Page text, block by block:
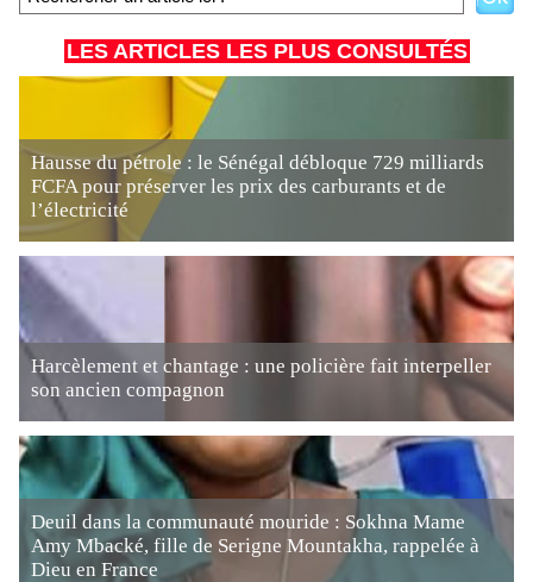
LES ARTICLES LES PLUS CONSULTÉS
Hausse du pétrole : le Sénégal débloque 729 milliards
FCFA pour préserver les prix des carburants et de
l’électricité
Harcèlement et chantage : une policière fait interpeller
son ancien compagnon
Deuil dans la communauté mouride : Sokhna Mame
Amy Mbacké, fille de Serigne Mountakha, rappelée à
Dieu en France